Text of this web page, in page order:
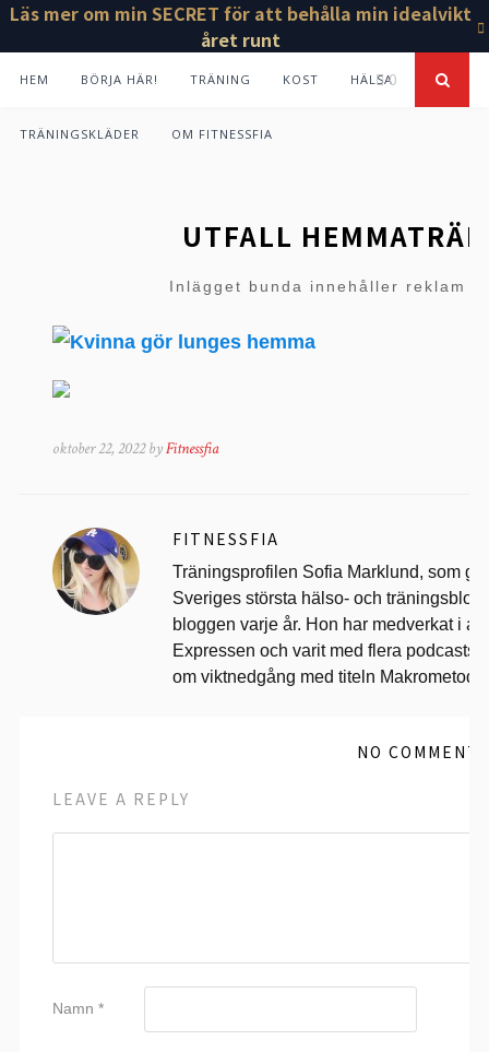
Läs mer om min SECRET för att behålla min idealvikt
året runt
HEM BÖRJA HÄR! TRÄNING KOST HÄLSA
TRÄNINGSKLÄDER OM FITNESSFIA
0
UTFALL
Inlägget bunda innehåller reklam i
oktober 22, 2022 byFitnessfia
FITNESSFIA
Träningsprofilen Sofia Marklund, som
Sveriges största hälso- och
bloggen varje år. Hon har medverkat i
Expressen och varit med flera
om viktnedgång med titeln
NO COMMENTS
LEAVE A REPLY
Namn *